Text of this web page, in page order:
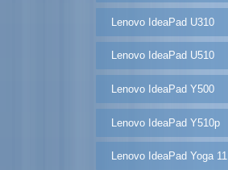
Lenovo IdeaPad U310
Lenovo IdeaPad U510
Lenovo IdeaPad Y500
Lenovo IdeaPad Y510p
Lenovo IdeaPad Yoga 11